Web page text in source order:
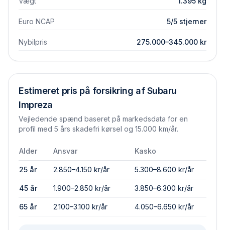
Euro NCAP 5/5 stjerner
Nybilpris 275.000–345.000 kr
Estimeret pris på forsikring afSubaru
Impreza
Vejledende spænd baseret på markedsdata for en
profil med 5 års skadefri kørsel og 15.000 km/år.
Alder Ansvar Kasko
25 år 2.850–4.150 kr/år 5.300–8.600 kr/år
45 år 1.900–2.850 kr/år 3.850–6.300 kr/år
65 år 2.100–3.100 kr/år 4.050–6.650 kr/år